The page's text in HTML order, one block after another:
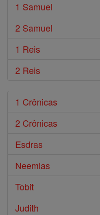
1 Samuel
2 Samuel
1 Reis
2 Reis
1 Crônicas
2 Crônicas
Esdras
Neemias
Tobit
Judith